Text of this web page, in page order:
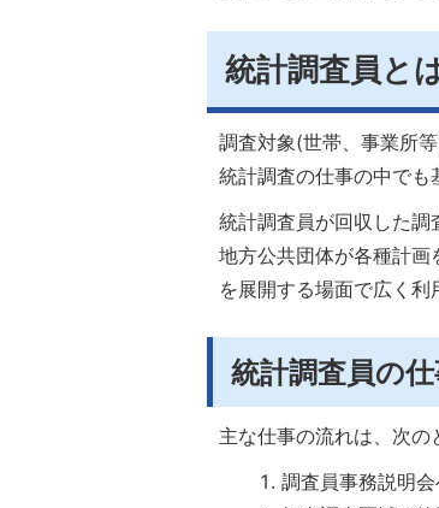
統計調査員と
調査対象(世帯、事業所
統計調査の仕事の中でも
統計調査員が回収した
地方公共団体が各種計
を展開する場面で広く利
統計調査員の
主な仕事の流れは、次の
調査員事務説明